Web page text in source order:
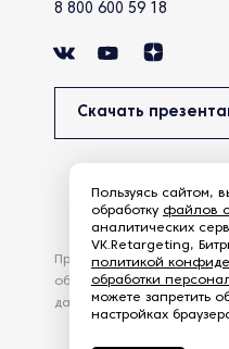
8 800 600 59 18
Скачать
Продолжая
обработку файлов
данных, в соответствии
Пользуясь сайтом,
обработку файлов
аналитических
VK.Retargeting,
политикой
обработки
можете запретить
настройках